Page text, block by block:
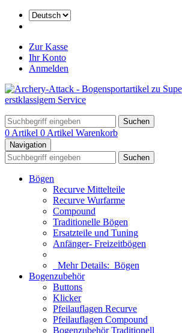
Zur Kasse
Ihr Konto
Anmelden
Suchen
0 Artikel 0 Artikel Warenkorb
Navigation
Suchen
Bögen
Recurve Mittelteile
Recurve Wurfarme
Compound
Traditionelle Bögen
Ersatzteile und Tuning
Anfänger- Freizeitbögen
Mehr Details: Bögen
Bogenzubehör
Buttons
Klicker
Pfeilauflagen Recurve
Pfeilauflagen Compound
Bogenzubehör Traditionell